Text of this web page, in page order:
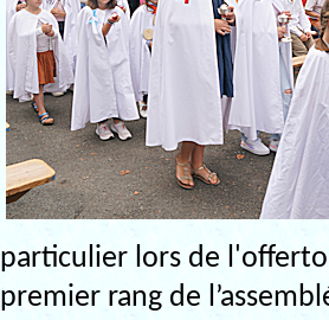
particulier lors de
premier rang de